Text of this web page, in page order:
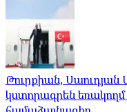
Թուրքիան,
կստորագրեն